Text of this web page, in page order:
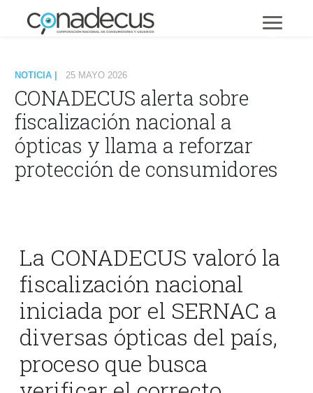
NOTICIA | 25 MAYO 2026
CONADECUS alerta sobre
fiscalización nacional a
ópticas y llama a reforzar
protección de consumidores
La CONADECUS valoró la
fiscalización nacional
iniciada por el SERNAC a
diversas ópticas del país,
proceso que busca